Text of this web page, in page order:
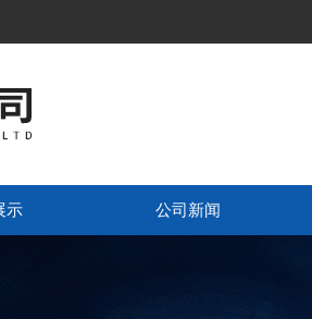
示 公司新闻